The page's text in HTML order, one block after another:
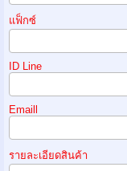
แฟ็กซ์
ID Line
Emaill
รายละเอียดสินค้า